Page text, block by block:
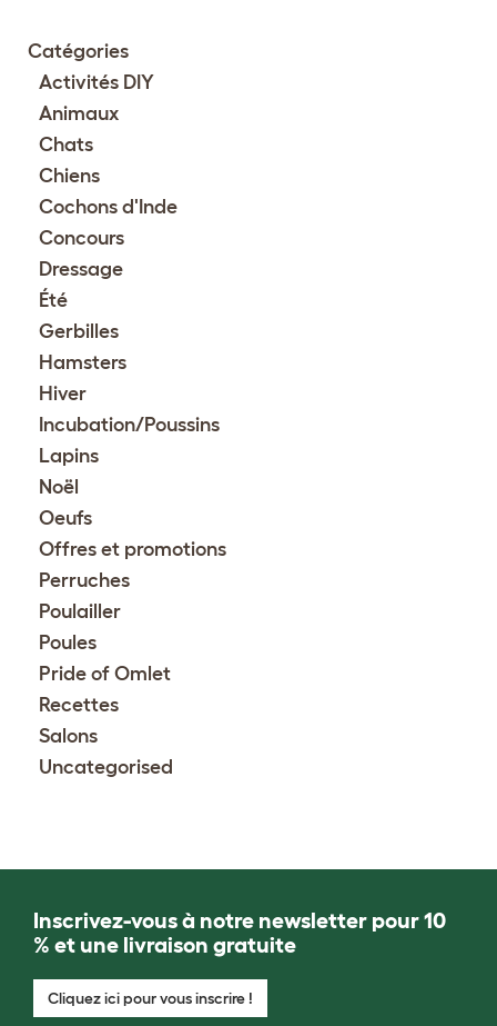
Catégories
Activités DIY
Animaux
Chats
Chiens
Cochons d'Inde
Concours
Dressage
Été
Gerbilles
Hamsters
Hiver
Incubation/Poussins
Lapins
Noël
Oeufs
Offres et promotions
Perruches
Poulailler
Poules
Pride of Omlet
Recettes
Salons
Uncategorised
Inscrivez-vous à notre newsletter pour 10
% et une livraison gratuite
Cliquez ici pour vous inscrire !